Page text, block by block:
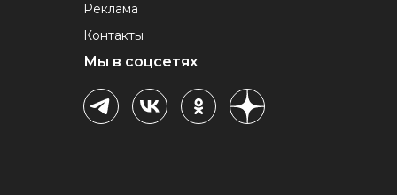
Реклама
Контакты
Мы в соцсетях